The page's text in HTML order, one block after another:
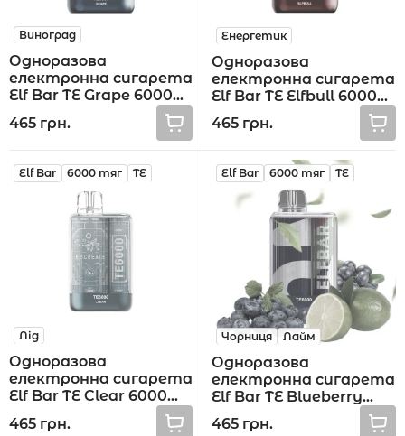
Виноград
Одноразова
електронна сигарета
Elf Bar TE Grape 6000
465 грн.
Енергетик
Одноразова
електронна сигарета
Elf Bar TE Elfbull 6000
тяг
465 грн.
Elf Bar 6000 тяг TE
Лід
Одноразова
електронна сигарета
Elf Bar TE Clear 6000
465 грн.
Elf Bar 6000 тяг TE
Чорниця Лайм
Одноразова
електронна сигарета
Elf Bar TE Blueberry
Lime 6000 тяг
465 грн.